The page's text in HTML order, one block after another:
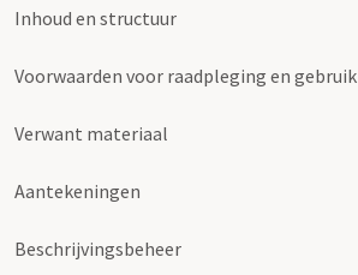
Inhoud en structuur
Voorwaarden voor raadpleging en gebruik
Verwant materiaal
Aantekeningen
Beschrijvingsbeheer